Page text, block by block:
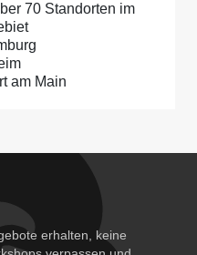
70 Standorten im
am Main
erhalten, keine